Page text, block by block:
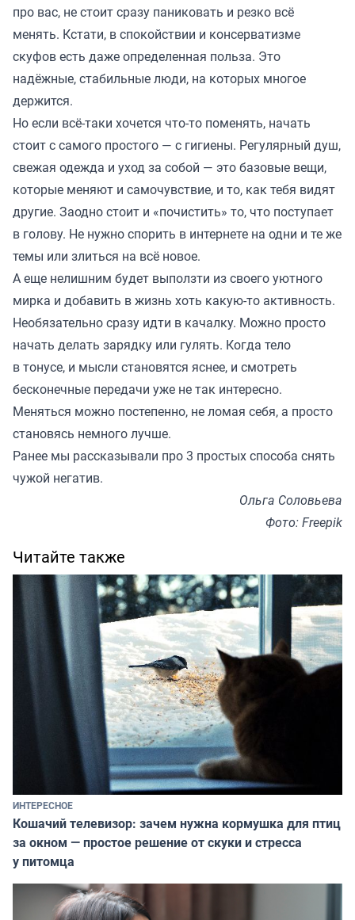
про вас, не стоит сразу паниковать и резко всё
менять. Кстати, в спокойствии и консерватизме
скуфов есть даже определенная польза. Это
надёжные, стабильные люди, на которых многое
держится.
Но если всё-таки хочется что-то поменять, начать
стоит с самого простого — с гигиены. Регулярный душ,
свежая одежда и уход за собой — это базовые вещи,
которые меняют и самочувствие, и то, как тебя видят
другие. Заодно стоит и «почистить» то, что поступает
в голову. Не нужно спорить в интернете на одни и те же
темы или злиться на всё новое.
А еще нелишним будет выползти из своего уютного
мирка и добавить в жизнь хоть какую-то активность.
Необязательно сразу идти в качалку. Можно просто
начать делать зарядку или гулять. Когда тело
в тонусе, и мысли становятся яснее, и смотреть
бесконечные передачи уже не так интересно.
Меняться можно постепенно, не ломая себя, а просто
становясь немного лучше.
Ранее мы рассказывали про 3 простых способа снять
чужой негатив.
Ольга Соловьева
Фото: Freepik
Читайте также
ИНТЕРЕСНОЕ
Кошачий телевизор: зачем нужна кормушка для птиц
за окном — простое решение от скуки и стресса
у питомца